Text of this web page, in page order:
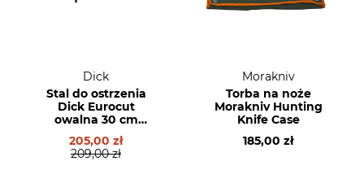
Dick
Stal do ostrzenia
Dick Eurocut
owalna 30 cm
drobnoziarniasta
205,00 zł
209,00 zł
Morakniv
Torba na noże
Morakniv Hunting
Knife Case
185,00 zł